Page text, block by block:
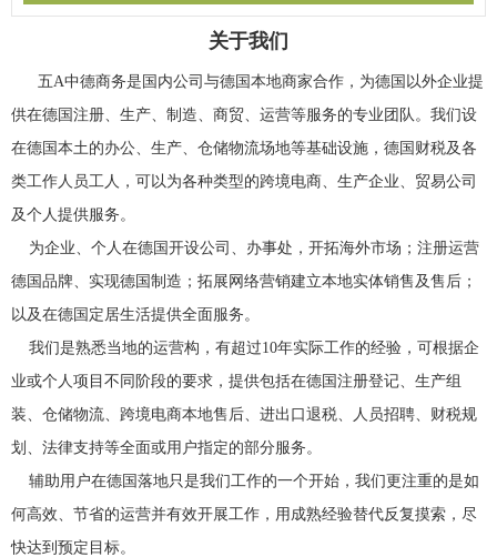
关于我们
五A中德商务是国内公司与德国本地商家合作，为德国以外企业提
供在德国注册、生产、制造、商贸、运营等服务的专业团队。我们设
在德国本土的办公、生产、仓储物流场地等基础设施，德国财税及各
类工作人员工人，可以为各种类型的跨境电商、生产企业、贸易公司
及个人提供服务。
为企业、个人在德国开设公司、办事处，开拓海外市场；注册运营
德国品牌、实现德国制造；拓展网络营销建立本地实体销售及售后；
以及在德国定居生活提供全面服务。
我们是熟悉当地的运营构，有超过10年实际工作的经验，可根据企
业或个人项目不同阶段的要求，提供包括在德国注册登记、生产组
装、仓储物流、跨境电商本地售后、进出口退税、人员招聘、财税规
划、法律支持等全面或用户指定的部分服务。
辅助用户在德国落地只是我们工作的一个开始，我们更注重的是如
何高效、节省的运营并有效开展工作，用成熟经验替代反复摸索，尽
快达到预定目标。